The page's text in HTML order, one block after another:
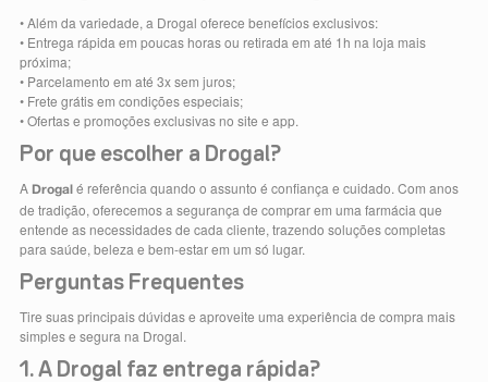
• Além da variedade, a Drogal oferece benefícios exclusivos:
• Entrega rápida em poucas horas ou retirada em até 1h na loja mais
próxima;
• Parcelamento em até 3x sem juros;
• Frete grátis em condições especiais;
• Ofertas e promoções exclusivas no site e app.
Por que escolher a Drogal?
A Drogal é referência quando o assunto é confiança e cuidado. Com anos
de tradição, oferecemos a segurança de comprar em uma farmácia que
entende as necessidades de cada cliente, trazendo soluções completas
para saúde, beleza e bem-estar em um só lugar.
Perguntas Frequentes
Tire suas principais dúvidas e aproveite uma experiência de compra mais
simples e segura na Drogal.
1. A Drogal faz entrega rápida?